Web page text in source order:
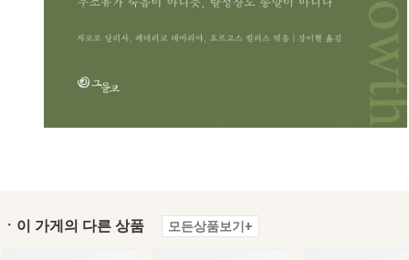
ㆍ이 가게의 다른 상품 모든상품보기+